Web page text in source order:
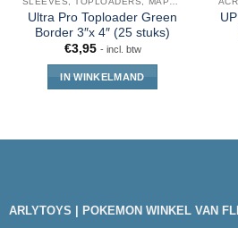
Ultra Pro Toploader Green
Border 3″x 4″ (25 stuks)
€3,95 - incl. btw
IN WINKELMAND
ARLYTOYS | POKEMON WINKEL VAN